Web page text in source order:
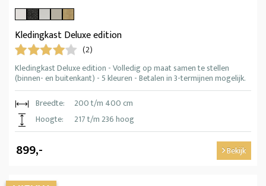
Kledingkast Deluxe edition
(2)
Kledingkast Deluxe edition - Volledig op maat samen te stellen
(binnen- en buitenkant) - 5 kleuren - Betalen in 3-termijnen mogelijk.
Breedte:
200 t/m 400 cm
Hoogte:
217 t/m 236 hoog
899,- Bekijk